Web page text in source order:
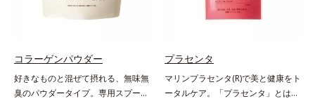
して可食部換算した場合。
コラーゲンパウダー
好きなものと混ぜて摂れる、無味無
臭のパウダータイプ。専用スプーン
プラセンタ
マリンプラセンタ(R)で美と健康をト
ータルケア。「プラセンタ」とは、